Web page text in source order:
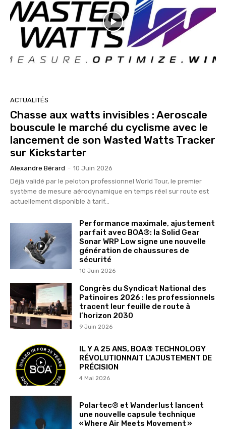
ACTUALITÉS
Chasse aux watts invisibles : Aeroscale
bouscule le marché du cyclisme avec le
lancement de son Wasted Watts Tracker
sur Kickstarter
Alexandre Bérard - 10 Juin 2026
Déjà validé par le peloton professionnel World Tour, le premier
système de mesure aérodynamique en temps réel sur route est
actuellement disponible à tarif...
Performance maximale, ajustement
parfait avec BOA®: la Solid Gear
Sonar WRP Low signe une nouvelle
génération de chaussures de
sécurité
10 Juin 2026
Congrès du Syndicat National des
Patinoires 2026 : les professionnels
tracent leur feuille de route à
l’horizon 2030
9 Juin 2026
IL Y A 25 ANS, BOA® TECHNOLOGY
RÉVOLUTIONNAIT L‘AJUSTEMENT DE
PRÉCISION
4 Mai 2026
Polartec® et Wanderlust lancent
une nouvelle capsule technique
« Where Air Meets Movement »